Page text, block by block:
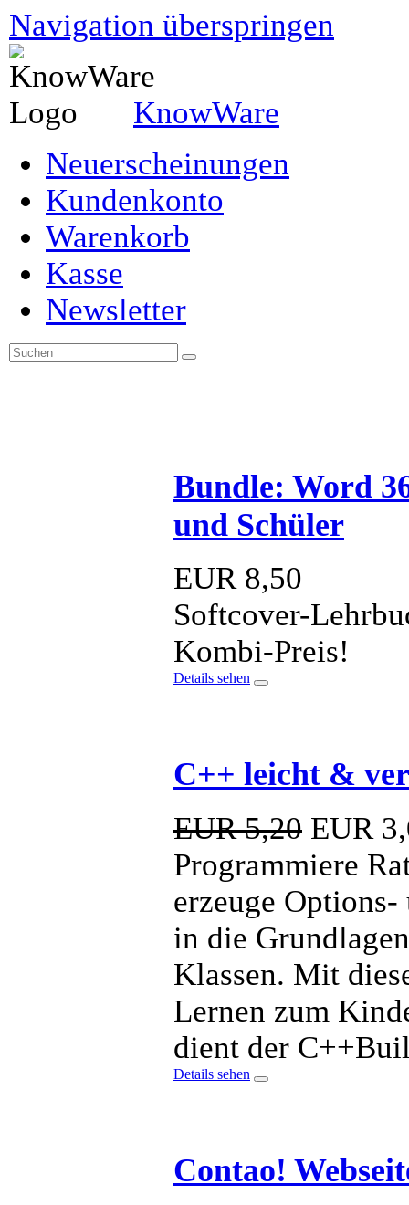
Navigation überspringen
KnowWare
Neuerscheinungen
Kundenkonto
Warenkorb
Kasse
Newsletter
Bundle: Word
und Schüler
EUR8,50
Softcover-
Kombi-Preis!
Details sehen
C++ leicht &
EUR 5,20 EUR
Programmiere
erzeuge
in die
Klassen. Mit
Lernen zum
dient der
Details sehen
Contao!